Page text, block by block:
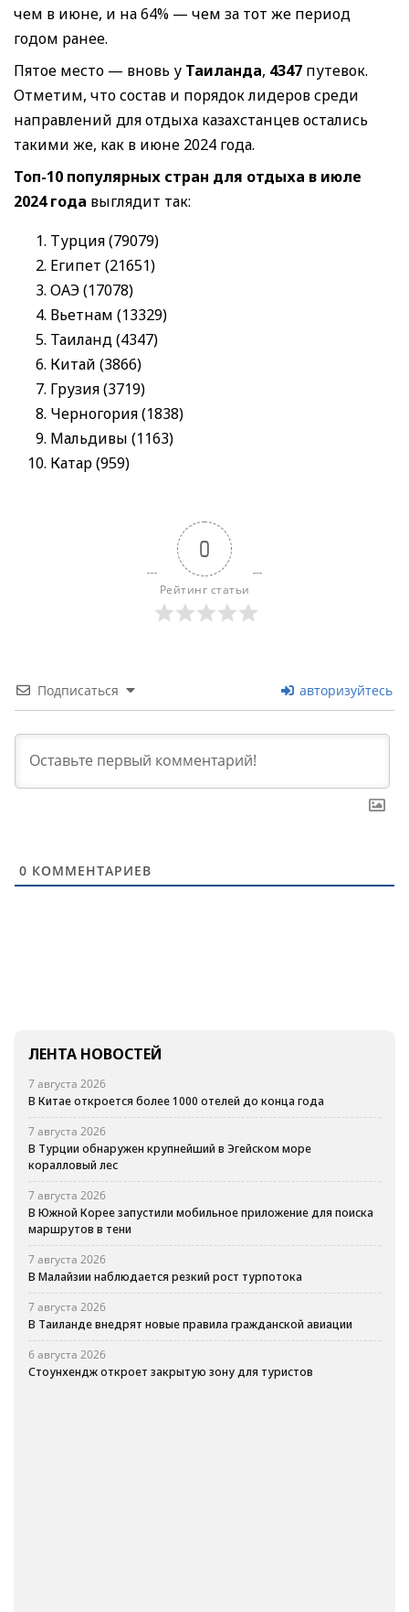
чем в июне, и на 64% — чем за тот же период
годом ранее.
Пятое место — вновь у Таиланда, 4347 путевок.
Отметим, что состав и порядок лидеров среди
направлений для отдыха казахстанцев остались
такими же, как в июне 2024 года.
Топ-10 популярных стран для отдыха в июле
2024 года выглядит так:
Турция (79079)
Египет (21651)
ОАЭ (17078)
Вьетнам (13329)
Таиланд (4347)
Китай (3866)
Грузия (3719)
Черногория (1838)
Мальдивы (1163)
Катар (959)
0
Рейтинг статьи
Подписаться авторизуйтесь
0 КОММЕНТАРИЕВ
ЛЕНТА НОВОСТЕЙ
7 августа 2026
В Китае откроется более 1000 отелей до конца года
7 августа 2026
В Турции обнаружен крупнейший в Эгейском море
коралловый лес
7 августа 2026
В Южной Корее запустили мобильное приложение для поиска
маршрутов в тени
7 августа 2026
В Малайзии наблюдается резкий рост турпотока
7 августа 2026
В Таиланде внедрят новые правила гражданской авиации
6 августа 2026
Стоунхендж откроет закрытую зону для туристов